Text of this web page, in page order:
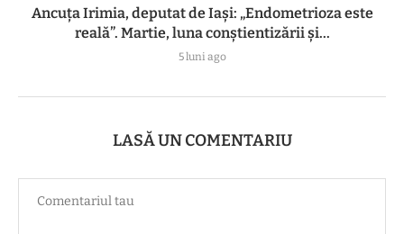
Ancuța Irimia, deputat de Iași: „Endometrioza este
reală”. Martie, luna conștientizării și...
5 luni ago
LASĂ UN COMENTARIU